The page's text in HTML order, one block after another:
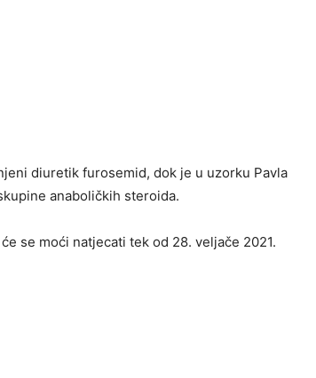
diuretik furosemid, dok je u uzorku Pavla
anaboličkih steroida.
se moći natjecati tek od 28. veljače 2021.